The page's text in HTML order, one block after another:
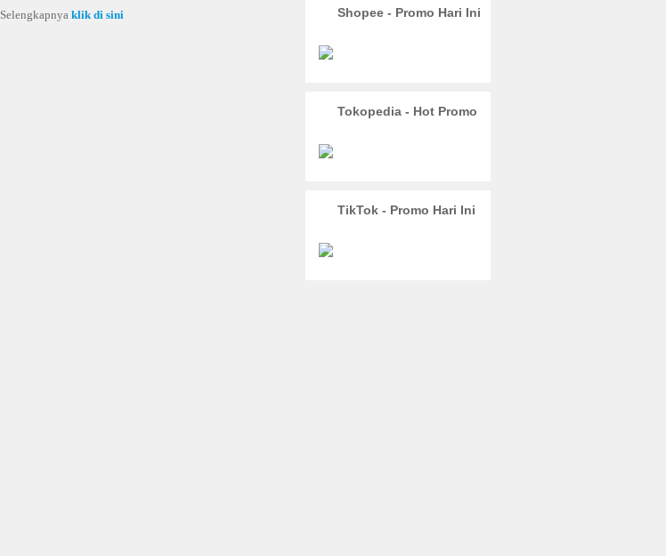
Selengkapnyaklik di sini Shopee - Promo Hari Ini
Tokopedia - Hot Promo
TikTok - Promo Hari Ini